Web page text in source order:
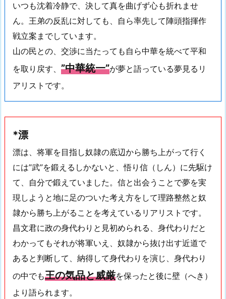
いつも沈着冷静で、決して真を曲げず心も折れませ
ん。王弟の反乱に対しても、自ら率先して陣頭指揮作
戦立案までしています。
山の民との、交渉に当たっても自ら中華を統べて平和
を取り戻す、 ”中華統一”が夢と語っている夢見るリ
アリストです。
*漂
漂は、将軍を目指し奴隷の底辺から勝ち上がって行く
には”武”を鍛えるしかないと、悟り信（しん）に先駆け
て、自分で鍛えていました。信と出会うことで夢を実
現しようと地に足のついた考え方をして理路整然と奴
隷から勝ち上がることを考えているリアリストです。
昌文君に政の身代わりと見初められる、身代わりだと
わかってもそれが将軍いえ、奴隷から抜け出す近道で
あると判断して、納得して身代わりを演じ、身代わり
の中でも王の気品と威厳を保ったと後に壁（へき）
より語られます。